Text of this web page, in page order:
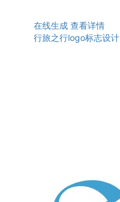
在线生成 查看详情
行旅之行logo标志设计